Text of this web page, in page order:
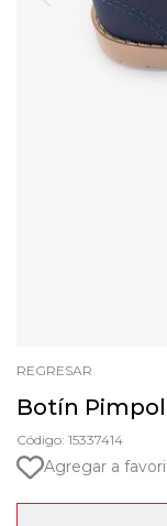
REGRESAR
Botín
Código: 15337414
Agregar a